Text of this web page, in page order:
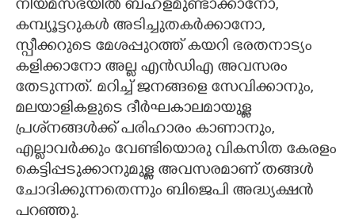
നിയമസഭയില്‍ ബഹളമുണ്ടാക്കാനോ,
കമ്പ്യൂട്ടറുകള്‍ അടിച്ചുതകര്‍ക്കാനോ,
സ്പീക്കറുടെ മേശപ്പുറത്ത് കയറി ഭരതനാട്യം
കളിക്കാനോ അല്ല എന്‍ഡിഎ അവസരം
തേടുന്നത്. മറിച്ച് ജനങ്ങളെ സേവിക്കാനും,
മലയാളികളുടെ ദീര്‍ഘകാലമായുള്ള
പ്രശ്‌നങ്ങള്‍ക്ക് പരിഹാരം കാണാനും,
എല്ലാവര്‍ക്കും വേണ്ടിയൊരു വികസിത കേരളം
കെട്ടിപ്പടുക്കാനുമുള്ള അവസരമാണ് തങ്ങള്‍
ചോദിക്കുന്നതെന്നും ബിജെപി അദ്ധ്യക്ഷന്‍
പറഞ്ഞു.